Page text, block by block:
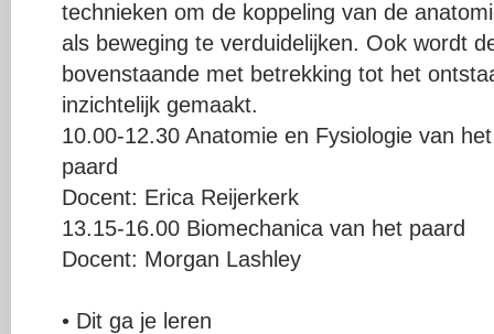
technieken om de koppeling van de
als beweging te verduidelijken. Ook wordt
bovenstaande met betrekking tot het
inzichtelijk gemaakt.
10.00-12.30 Anatomie en Fysiologie van
paard
Docent: Erica Reijerkerk
13.15-16.00 Biomechanica van het paard
Docent: Morgan Lashley
• Dit ga je leren